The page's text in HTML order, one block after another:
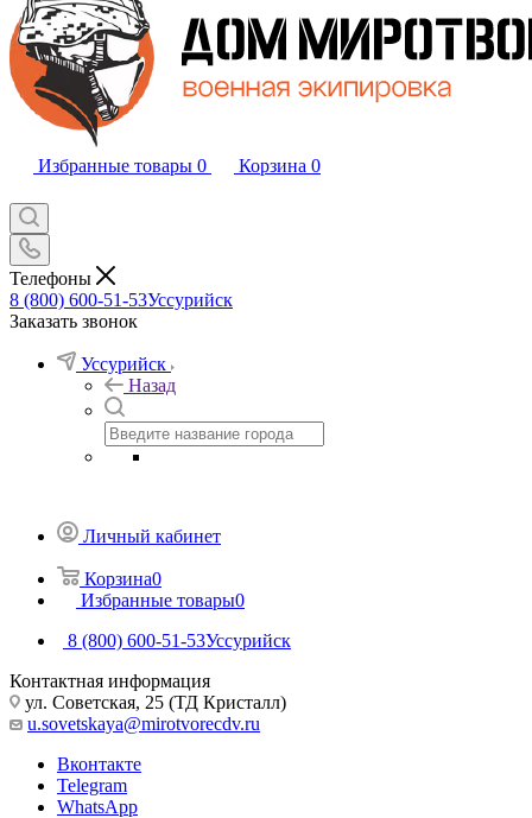
Избранные товары 0 Корзина 0
Телефоны
8 (800) 600-51-53Уссурийск
Заказать звонок
Уссурийск
Назад
Личный кабинет
Корзина0
Избранные товары0
8 (800) 600-51-53Уссурийск
Контактная информация
ул. Советская, 25 (ТД Кристалл)
u.sovetskaya@mirotvorecdv.ru
Вконтакте
Telegram
WhatsApp